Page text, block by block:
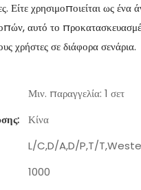
Είτε χρησιμοποιείται ως ένα
αυτό το
χρήστες σε διάφορα σενάρια.
Μιν. παραγγελία: 1 σετ
Κίνα
L/C,D/A,D/P,T/
1000